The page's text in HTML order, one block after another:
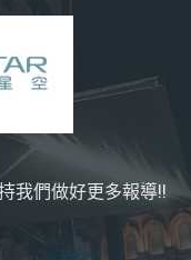
我們做好更多報導!!